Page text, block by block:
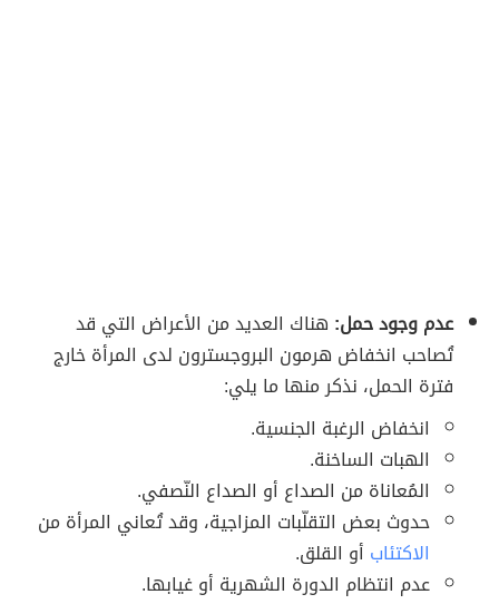
عدم وجود حمل: هناك العديد من الأعراض التي قد
تُصاحب انخفاض هرمون البروجسترون لدى المرأة خارج
فترة الحمل، نذكر منها ما يلي:
انخفاض الرغبة الجنسية.
الهبات الساخنة.
المُعاناة من الصداع أو الصداع النّصفي.
حدوث بعض التقلّبات المزاجية، وقد تُعاني المرأة من
الاكتئاب أو القلق.
عدم انتظام الدورة الشهرية أو غيابها.